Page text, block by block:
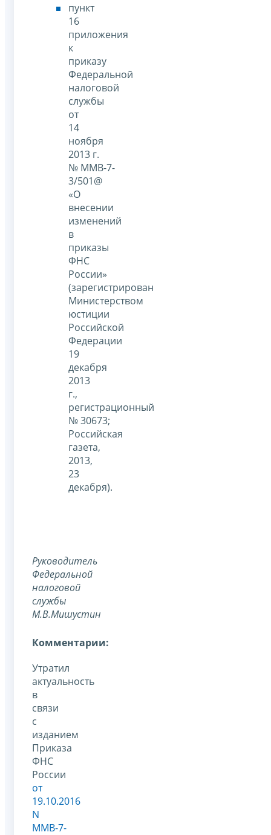
пункт
16
приложения
к
приказу
Федеральной
налоговой
службы
от
14
ноября
2013 г.
№ ММВ-7-
3/501@
«О
внесении
изменений
в
приказы
ФНС
России»
(зарегистрирован
Министерством
юстиции
Российской
Федерации
19
декабря
2013
г.,
регистрационный
№ 30673;
Российская
газета,
2013,
23
декабря).
Руководитель
Федеральной
налоговой
службы
М.В.Мишустин
Комментарии:
Утратил
актуальность
в
связи
с
изданием
Приказа
ФНС
России
от
19.10.2016
N
ММВ-7-